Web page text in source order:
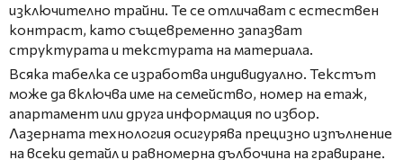
изключително трайни. Те се отличават с естествен
контраст, като същевременно запазват
структурата и текстурата на материала.
Всяка табелка се изработва индивидуално. Текстът
може да включва име на семейство, номер на етаж,
апартамент или друга информация по избор.
Лазерната технология осигурява прецизно изпълнение
на всеки детайл и равномерна дълбочина на гравиране.